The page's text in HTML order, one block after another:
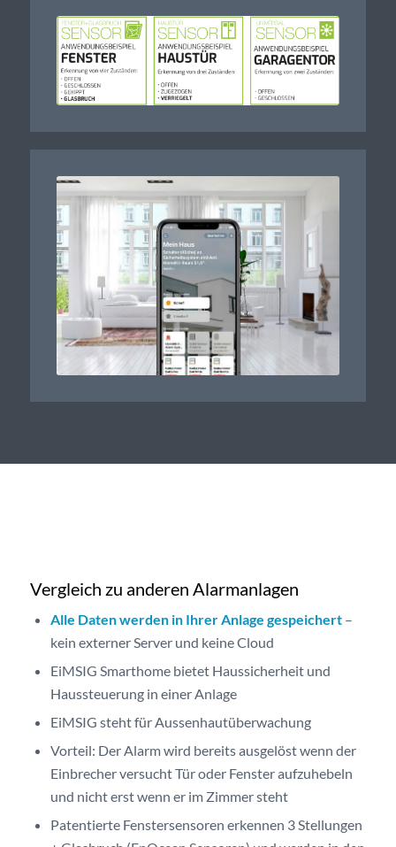
Vergleich zu anderen Alarmanlagen
Alle Daten werden in Ihrer Anlage gespeichert–
kein externer Server und keine Cloud
EiMSIG Smarthome bietet Haussicherheit und
Haussteuerung in einer Anlage
EiMSIG steht für Aussenhautüberwachung
Vorteil: Der Alarm wird bereits ausgelöst wenn der
Einbrecher versucht Tür oder Fenster aufzuhebeln
und nicht erst wenn er im Zimmer steht
Patentierte Fenstersensoren erkennen 3 Stellungen